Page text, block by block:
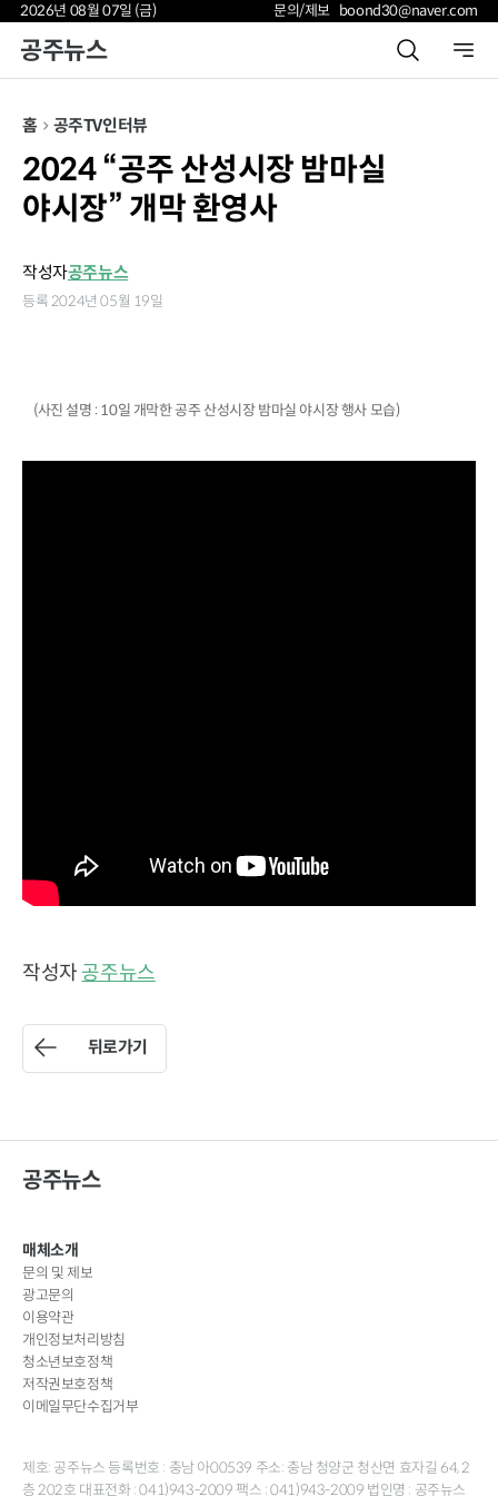
2026년 08월 07일 (금) 문의/제보 boond30@naver.com
공주뉴스
홈 공주TV인터뷰
2024 “공주 산성시장 밤마실
야시장” 개막 환영사
작성자공주뉴스
등록 2024년 05월 19일
(사진 설명 : 10일 개막한 공주 산성시장 밤마실 야시장 행사 모습)
작성자 공주뉴스
뒤로가기
공주뉴스
매체소개
문의 및 제보
광고문의
이용약관
개인정보처리방침
청소년보호정책
저작권보호정책
이메일무단수집거부
제호: 공주뉴스 등록번호 : 충남 아00539 주소: 충남 청양군 청산면 효자길 64, 2
층 202호 대표전화 : 041)943-2009 팩스 : 041)943-2009 법인명 : 공주뉴스